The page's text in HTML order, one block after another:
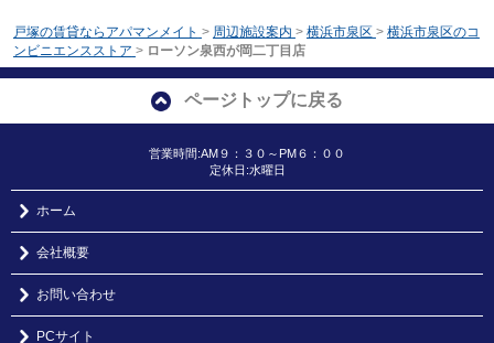
戸塚の賃貸ならアパマンメイト > 周辺施設案内 > 横浜市泉区 > 横浜市泉区のコ
ンビニエンスストア > ローソン泉西が岡二丁目店
ページトップに戻る
営業時間:AM９：３０～PM６：００
定休日:水曜日
ホーム
会社概要
お問い合わせ
PCサイト